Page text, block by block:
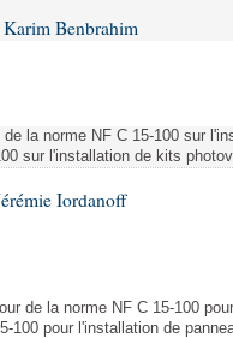
Benbrahim
la norme NF C 15-100 sur
sur l'installation de kits
Iordanoff
de la norme NF C 15-100
100 pour l'installation de